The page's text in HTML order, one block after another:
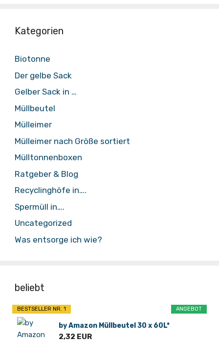
Kategorien
Biotonne
Der gelbe Sack
Gelber Sack in …
Müllbeutel
Mülleimer
Mülleimer nach Größe sortiert
Mülltonnenboxen
Ratgeber & Blog
Recyclinghöfe in….
Spermüll in….
Uncategorized
Was entsorge ich wie?
beliebt
ANGEBOT
BESTSELLER NR. 1
by Amazon Müllbeutel 30 x 60L*
2,32 EUR